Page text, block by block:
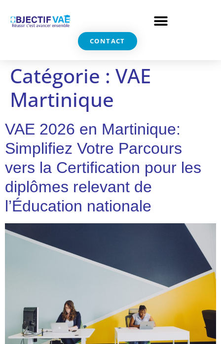
CONTACT
Catégorie : VAE
Martinique
VAE 2026 en Martinique:
Simplifiez Votre Parcours
vers la Certification pour les
diplômes relevant de
l’Éducation nationale